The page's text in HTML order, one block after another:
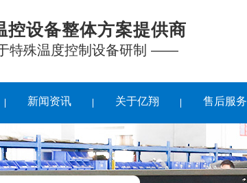
控设备整体方案提供商
特殊温度控制设备研制 ——
新闻资讯 关于亿翔 售后服务